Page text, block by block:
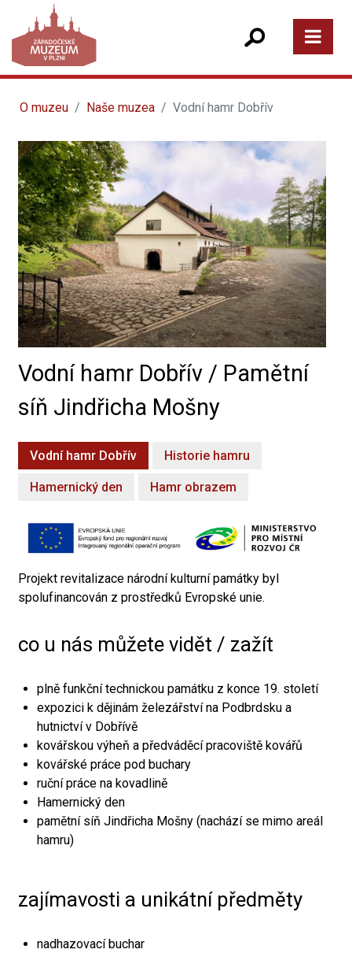
O muzeu Naše muzea Vodní hamr Dobřív
Vodní hamr Dobřív / Pamětní
síň Jindřicha Mošny
Vodní hamr Dobřív Historie hamru
Hamernický den Hamr obrazem
Projekt revitalizace národní kulturní památky byl
spolufinancován z prostředků Evropské unie.
co u nás můžete vidět / zažít
plně funkční technickou památku z konce 19. století
expozici k dějinám železářství na Podbrdsku a
hutnictví v Dobřívě
kovářskou výheň a předváděcí pracoviště kovářů
kovářské práce pod buchary
ruční práce na kovadlině
Hamernický den
pamětní síň Jindřicha Mošny (nachází se mimo areál
hamru)
zajímavosti a unikátní předměty
nadhazovací buchar